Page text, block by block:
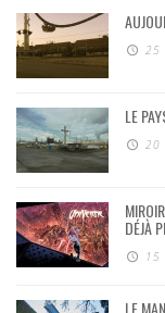
25
LE
20
DÉJÀ
15
LE